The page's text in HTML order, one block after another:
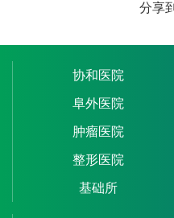
分享
协和医院
阜外医院
肿瘤医院
整形医院
基础所